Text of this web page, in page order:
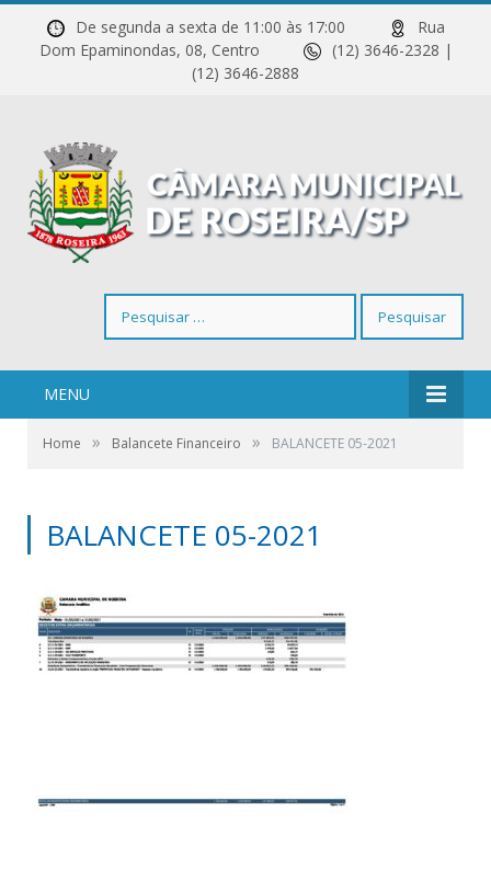
De segunda a sexta de 11:00 às 17:00
Rua
Dom Epaminondas, 08, Centro
(12) 3646-2328 |
(12) 3646-2888
por:
MENU
Home » Balancete Financeiro » BALANCETE 05-2021
BALANCETE 05-2021